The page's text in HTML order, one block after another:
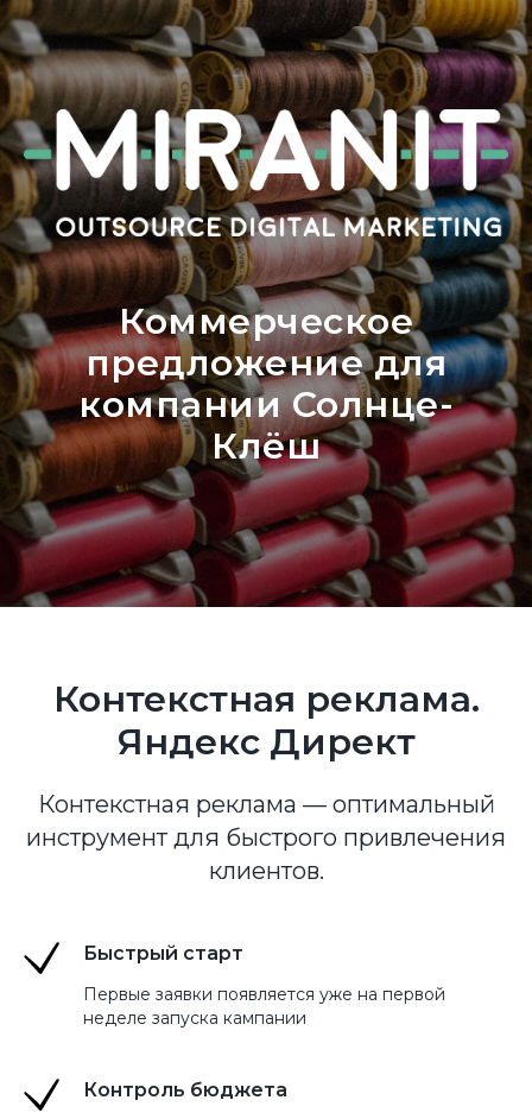
Коммерческое
предложение для
компании Солнце-
Клёш
Контекстная реклама.
Яндекс Директ
Контекстная реклама — оптимальный
инструмент для быстрого привлечения
клиентов.
Быстрый старт
Первые заявки появляется уже на первой
неделе запуска кампании
Контроль бюджета